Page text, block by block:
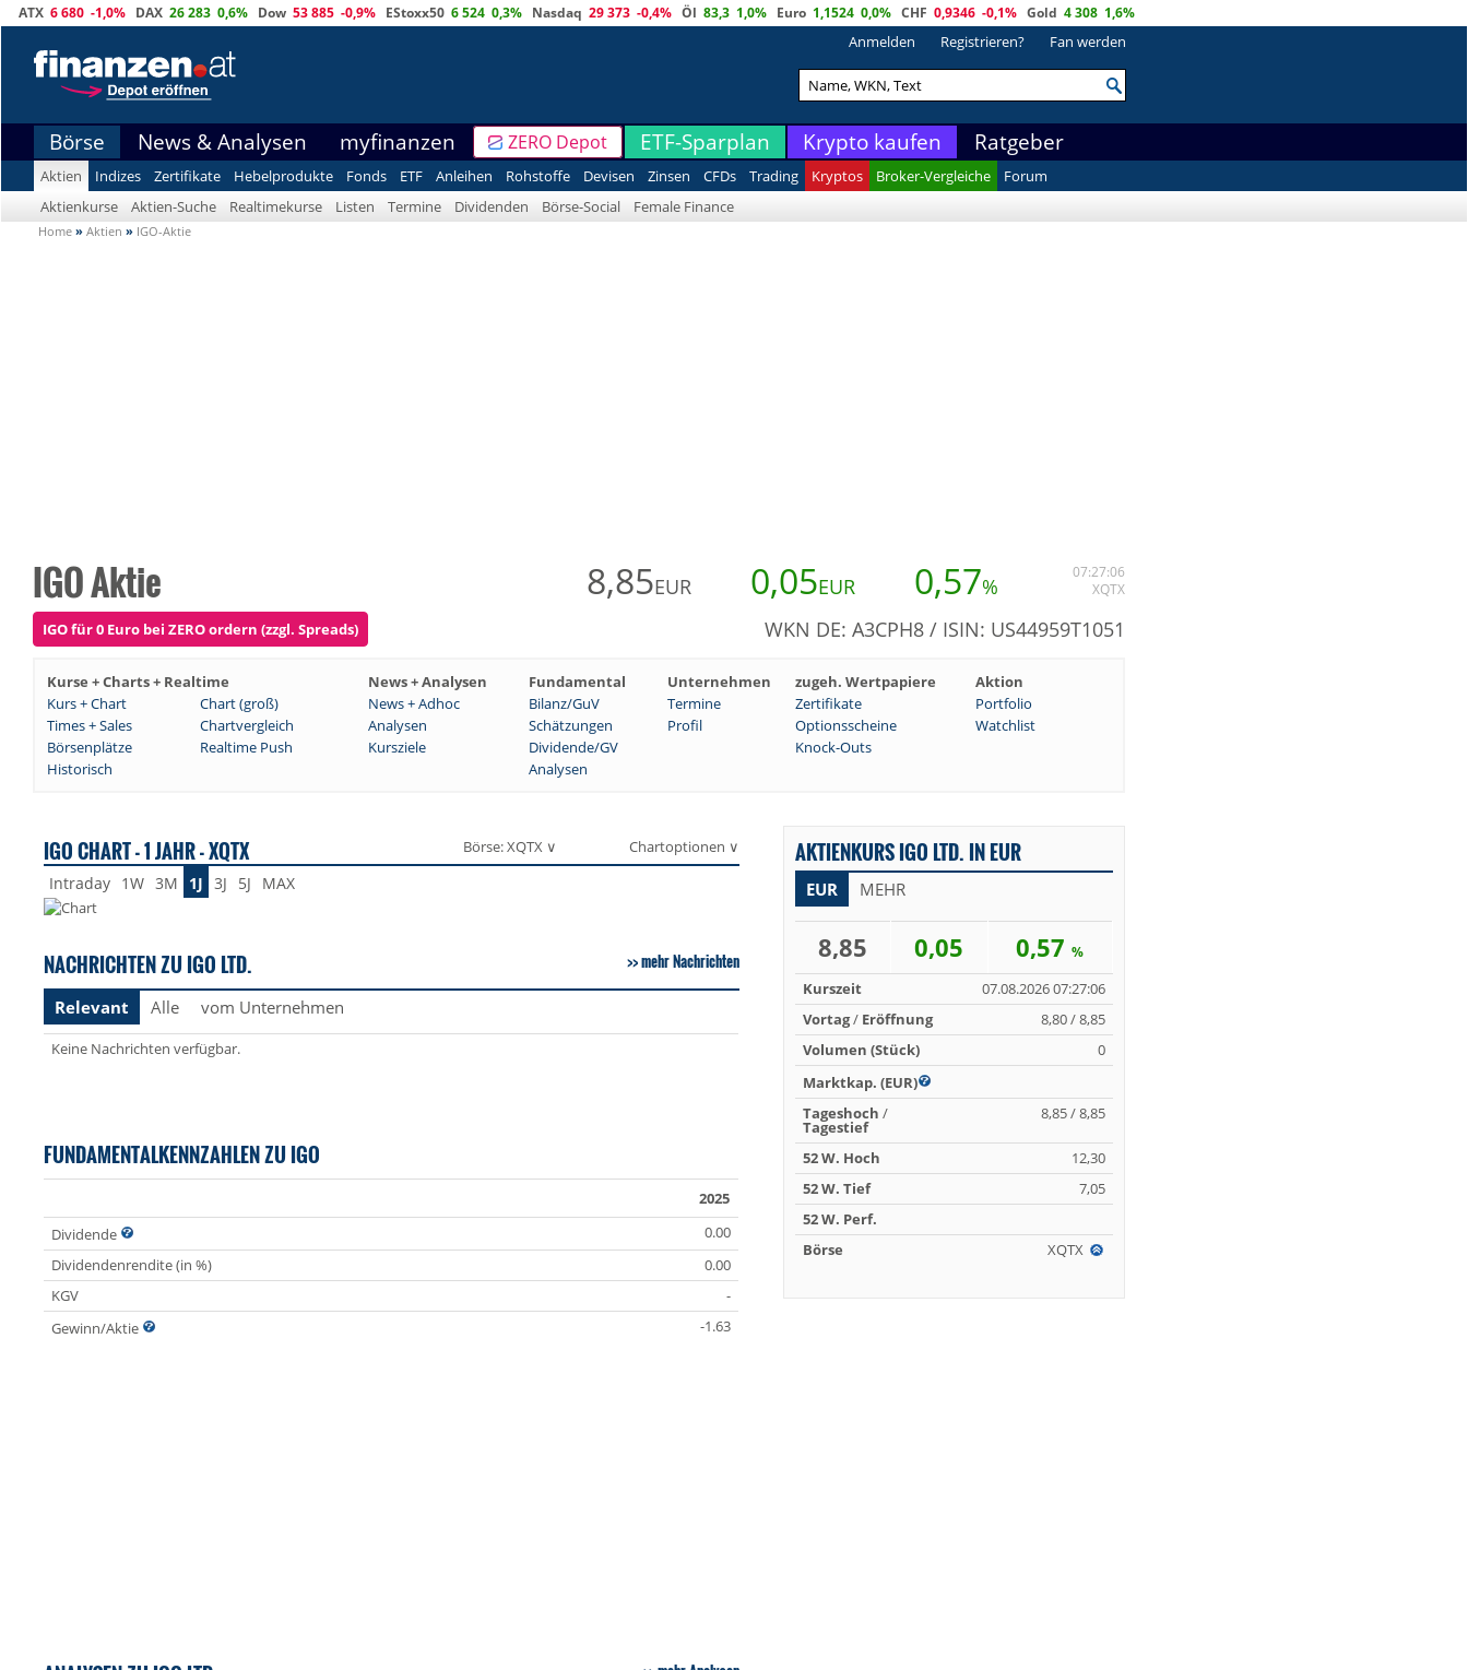
ATX 6 680 -1,0% DAX 26 283 0,6% Dow 53 885 -0,9% EStoxx50 6 524 0,3% Nasdaq 29 373 -0,4% Öl 83,3 1,0% Euro 1,1524 0,0% CHF 0,9346 -0,1% Gold 4 308 1,6%
Anmelden Registrieren? Fan werden
Börse News & Analysen myfinanzen ZERO Depot ETF-Sparplan Krypto kaufen Ratgeber
Aktien Indizes Zertifikate Hebelprodukte Fonds ETF Anleihen Rohstoffe Devisen Zinsen CFDs Trading Kryptos Broker-Vergleiche
Forum
Aktienkurse
Aktien-Suche Realtimekurse Listen Termine Dividenden Börse-Social Female Finance
Home » Aktien » IGO-Aktie
IGO Aktie 8,85EUR 0,05EUR 0,57%
07:27:06
XQTX
IGO für 0 Euro bei ZERO ordern (zzgl. Spreads) WKN DE: A3CPH8 / ISIN: US44959T1051
Kurse + Charts + Realtime News + Analysen Fundamental Unternehmen zugeh. Wertpapiere
Aktion
Kurs + Chart
Chart (groß) News + Adhoc Bilanz/GuV Termine Zertifikate
Portfolio
Times + Sales
Chartvergleich Analysen Schätzungen Profil Optionsscheine
Watchlist
Börsenplätze
Realtime Push Kursziele Dividende/GV
Knock-Outs
Historisch
Analysen
IGO CHART - 1 JAHR - XQTX Börse: XQTX ∨ Chartoptionen ∨
Intraday 1W 3M 1J 3J 5J MAX
NACHRICHTEN ZU IGO LTD. mehr Nachrichten
Relevant Alle vom Unternehmen
Keine Nachrichten verfügbar.
FUNDAMENTALKENNZAHLEN ZU IGO
2025
Dividende
0.00
Dividendenrendite (in %)
0.00
KGV
-
Gewinn/Aktie
-1.63
AKTIENKURS IGO LTD. IN EUR
EUR MEHR
8,85 0,05 0,57%
Kurszeit
07.08.2026 07:27:06
Vortag/ Eröffnung
8,80 / 8,85
Volumen (Stück)
0
Marktkap. (EUR)
Tageshoch /
Tagestief
8,85 / 8,85
52 W. Hoch
12,30
52 W. Tief
7,05
52 W. Perf.
Börse
XQTX